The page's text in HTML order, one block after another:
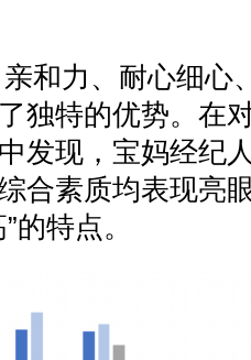
力、耐心细心
独特的优势。在
发现，宝妈经纪
合素质均表现亮
的特点。